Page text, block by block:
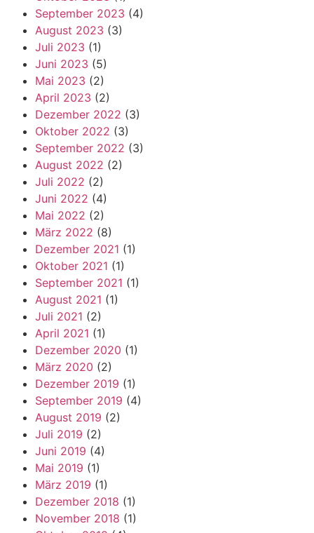
September 2023 (4)
August 2023 (3)
Juli 2023 (1)
Juni 2023 (5)
Mai 2023 (2)
April 2023 (2)
Dezember 2022 (3)
Oktober 2022 (3)
September 2022 (3)
August 2022 (2)
Juli 2022 (2)
Juni 2022 (4)
Mai 2022 (2)
März 2022 (8)
Dezember 2021 (1)
Oktober 2021 (1)
September 2021 (1)
August 2021 (1)
Juli 2021 (2)
April 2021 (1)
Dezember 2020 (1)
März 2020 (2)
Dezember 2019 (1)
September 2019 (4)
August 2019 (2)
Juli 2019 (2)
Juni 2019 (4)
Mai 2019 (1)
März 2019 (1)
Dezember 2018 (1)
November 2018 (1)